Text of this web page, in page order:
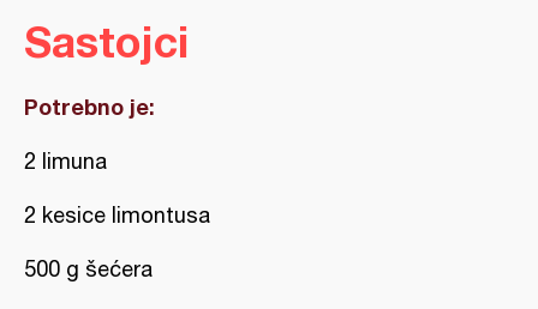
Sastojci
Potrebno je:
2 limuna
2 kesice limontusa
500 g šećera